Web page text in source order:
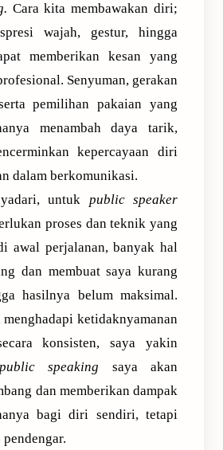
Cara kita membawakan diri;
wajah, gestur, hingga
memberikan kesan yang
Senyuman, gerakan
pemilihan pakaian yang
menambah daya tarik,
kepercayaan diri
dalam berkomunikasi.
untuk public speaker
proses dan teknik yang
awal perjalanan, banyak hal
dan membuat saya kurang
hasilnya belum maksimal.
menghadapi ketidaknyamanan
konsisten, saya yakin
public speaking saya akan
dan memberikan dampak
bagi diri sendiri, tetapi